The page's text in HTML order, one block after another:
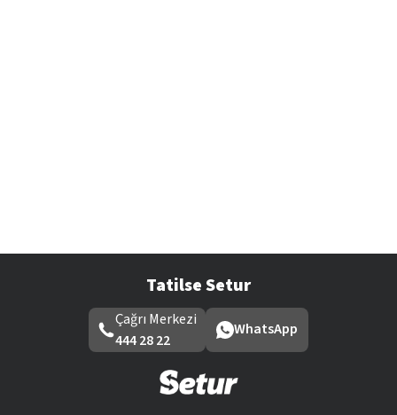
Tatilse Setur
Çağrı Merkezi
444 28 22
WhatsApp